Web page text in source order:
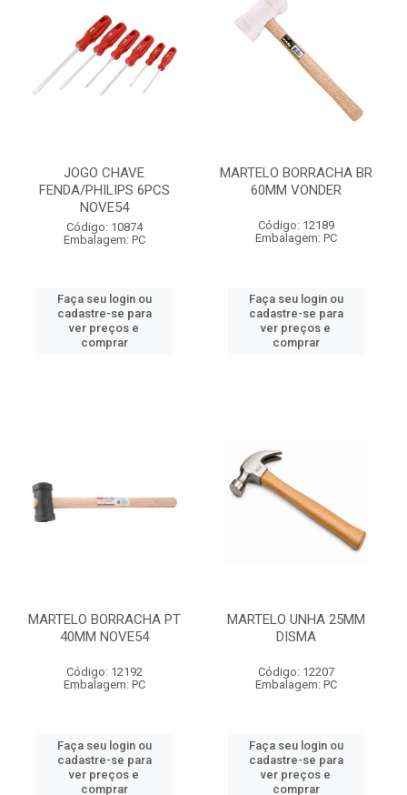
JOGO CHAVE
FENDA/PHILIPS 6PCS
NOVE54
Código: 10874
Embalagem: PC
Faça seu login ou
cadastre-se para
ver preços e
comprar
MARTELO BORRACHA BR
60MM VONDER
Código: 12189
Embalagem: PC
Faça seu login ou
cadastre-se para
ver preços e
comprar
MARTELO BORRACHA PT
40MM NOVE54
Código: 12192
Embalagem: PC
Faça seu login ou
cadastre-se para
ver preços e
comprar
MARTELO UNHA 25MM
DISMA
Código: 12207
Embalagem: PC
Faça seu login ou
cadastre-se para
ver preços e
comprar